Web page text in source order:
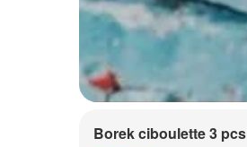
Borek ciboulette 3 pcs